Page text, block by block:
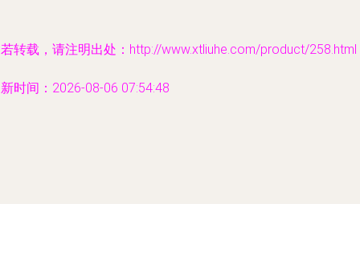
转载，请注明出处：http://www.xtliuhe.com/product/258.html
时间：2026-08-06 07:54:48